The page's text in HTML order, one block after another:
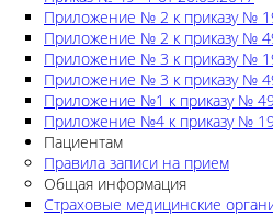
Приложение № 2 к приказу №
Приложение № 2 к приказу №
Приложение № 3 к приказу №
Приложение № 3 к приказу №
Приложение №1 к приказу №
Приложение №4 к приказу №
Пациентам
Правила записи на прием
Общая информация
Страховые медицинские